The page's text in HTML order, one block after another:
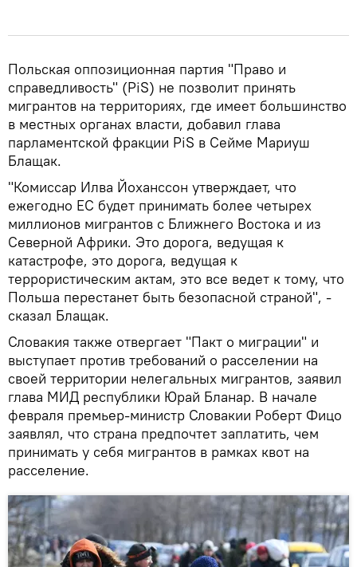
Польская оппозиционная партия "Право и
справедливость" (PiS) не позволит принять
мигрантов на территориях, где имеет большинство
в местных органах власти, добавил глава
парламентской фракции PiS в Сейме Мариуш
Блащак.
"Комиссар Илва Йоханссон утверждает, что
ежегодно ЕС будет принимать более четырех
миллионов мигрантов с Ближнего Востока и из
Северной Африки. Это дорога, ведущая к
катастрофе, это дорога, ведущая к
террористическим актам, это все ведет к тому, что
Польша перестанет быть безопасной страной", -
сказал Блащак.
Словакия также отвергает "Пакт о миграции" и
выступает против требований о расселении на
своей территории нелегальных мигрантов, заявил
глава МИД республики Юрай Бланар. В начале
февраля премьер-министр Словакии Роберт Фицо
заявлял, что страна предпочтет заплатить, чем
принимать у себя мигрантов в рамках квот на
расселение.